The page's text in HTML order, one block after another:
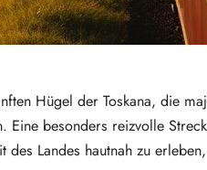
Hügel der Toskana, die
besonders reizvolle
Landes hautnah zu